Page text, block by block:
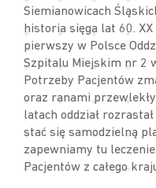
Siemianowicach
historia sięga lat 60.
pierwszy w Polsce
Szpitalu Miejskim nr 2
Potrzeby Pacjentów
oraz ranami
latach oddział
stać się samodzielną
zapewniamy tu
Pacjentów z całego